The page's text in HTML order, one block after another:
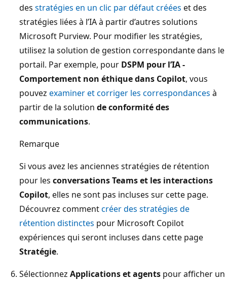
des stratégies en un clic par défaut créées et des
stratégies liées à l’IA à partir d’autres solutions
Microsoft Purview. Pour modifier les stratégies,
utilisez la solution de gestion correspondante dans le
portail. Par exemple, pour DSPM pour l’IA -
Comportement non éthique dans Copilot, vous
pouvez examiner et corriger les correspondances à
partir de la solution de conformité des
communications.
Remarque
Si vous avez les anciennes stratégies de rétention
pour les conversations Teams et les interactions
Copilot, elles ne sont pas incluses sur cette page.
Découvrez commentcréer des stratégies de
rétention distinctes pour Microsoft Copilot
expériences qui seront incluses dans cette page
Stratégie.
Sélectionnez Applications et agents pour afficher un